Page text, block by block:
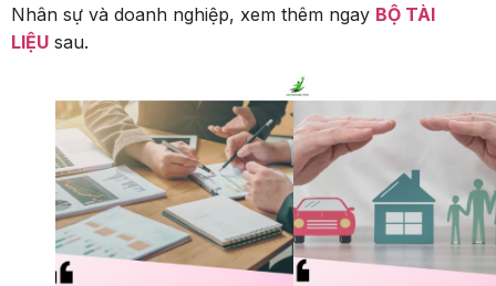
Nhân sự và doanh nghiệp, xem thêm ngay BỘ TÀI
LIỆU sau.